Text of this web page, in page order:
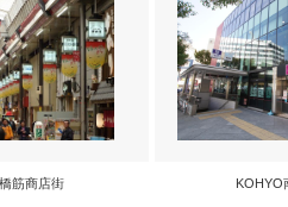
筋商店街 KOHYO